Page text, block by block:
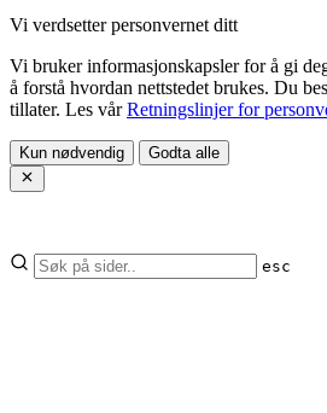
Vi verdsetter personvernet ditt
Vi bruker informasjonskapsler for å gi
å forstå hvordan nettstedet brukes. Du
tillater. Les vårRetningslinjer for
Kun nødvendig Godta alle
esc